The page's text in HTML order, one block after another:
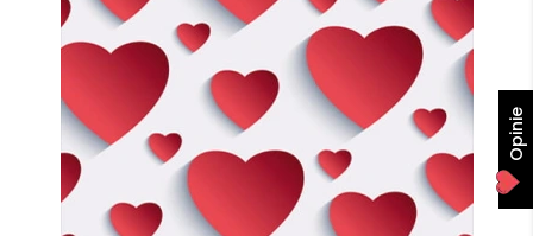
Opinie